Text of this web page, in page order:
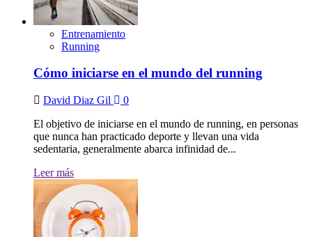
Entrenamiento
Running
Cómo iniciarse en el mundo del running
David Diaz Gil
0
El objetivo de iniciarse en el mundo de running, en personas
que nunca han practicado deporte y llevan una vida
sedentaria, generalmente abarca infinidad de...
Leer más